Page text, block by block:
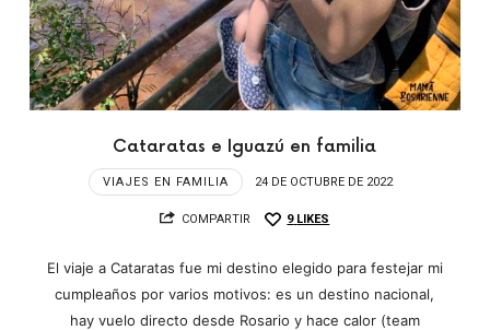
Cataratas e Iguazú en familia
VIAJES EN FAMILIA 24 DE OCTUBRE DE 2022
COMPARTIR 9 LIKES
El viaje a Cataratas fue mi destino elegido para festejar mi
cumpleaños por varios motivos: es un destino nacional,
hay vuelo directo desde Rosario y hace calor (team